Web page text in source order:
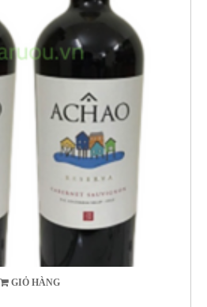
GIỎ HÀNG